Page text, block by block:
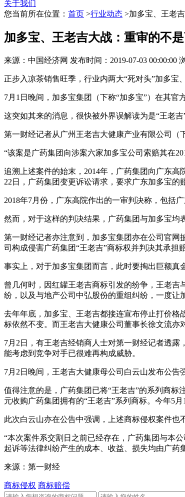
关于我们
您当前所在位置： 首页 >行业动态 >加多宝、王老
加多宝、王老吉大战：重审的不是
来源：中国经济网 发布时间：2019-07-03 00:00:00
正步入凉茶销售旺季，行业内两大“死对头”加多宝
7月1日晚间，加多宝集团（下称“加多宝”）在其
这突如其来的消息，很快被外界误解读为是“王老
第一财经记者从广州王老吉大健康产业有限公司
“该案是广药集团向涉案六家加多宝公司索赔其在
追溯上述案件的始末，2014年，广药集团向广东高
22日，广药集团变更诉讼请求，要求广东加多宝
2018年7月份，广东高院作出的一审判决称，包括
然而，对于这样的判决结果，广药集团与加多宝
第一财经记者亦注意到，加多宝集团亦在公司官
司构成侵害广药集团“王老吉”商标权并判决其承担
事实上，对于加多宝集团而言，此时要掏出巨额真
曾几何时，因红罐王老吉商标引发的纷争，王老吉
纷，以及与地产公司中弘股份的重组纠纷，一度
去年年底，加多宝、王老吉都接连宣布停止打价
标依然不变。而王老吉大健康公司董事长徐文流
7月2日，有王老吉经销商人士对第一财经记者透
能考虑到竞争对手已很难再构成威胁。
7月2日晚间，王老吉大健康母公司白云山发布公
值得注意的是，广药集团已将“王老吉”的系列商标
元收购广药集团拥有的“王老吉”系列商标。今年5
此次白云山亦在公告中强调，上述商标侵权案件也
“本次案件系交割日之前已经存在，广药集团与本
起诉等法律纠纷产生的成本、收益、损失均由广
来源：第一财经
商标侵权 商标赔偿